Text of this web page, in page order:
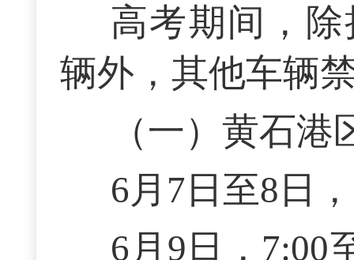
高考期间，
辆外，其他车辆
（一）黄石港
6月7日至8日
6月9日，7:00